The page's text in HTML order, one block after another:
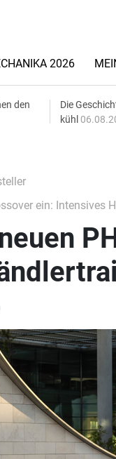
2026
den
Die
kühl
ein: Intensives